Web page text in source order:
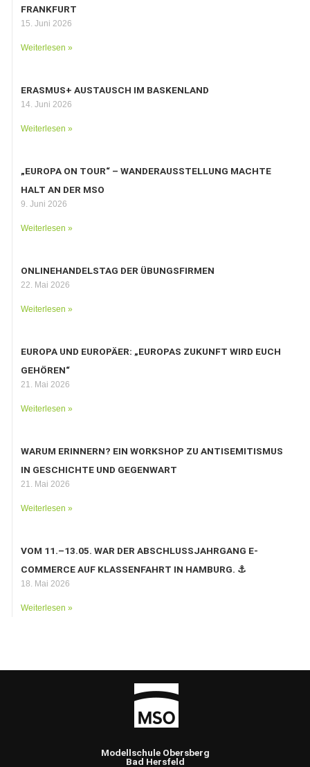
FRANKFURT
15. Juni 2026
Weiterlesen »
ERASMUS+ AUSTAUSCH IM BASKENLAND
14. Juni 2026
Weiterlesen »
„EUROPA ON TOUR“ – WANDERAUSSTELLUNG MACHTE
HALT AN DER MSO
9. Juni 2026
Weiterlesen »
ONLINEHANDELSTAG DER ÜBUNGSFIRMEN
22. Mai 2026
Weiterlesen »
EUROPA UND EUROPÄER: „EUROPAS ZUKUNFT WIRD EUCH
GEHÖREN“
21. Mai 2026
Weiterlesen »
WARUM ERINNERN? EIN WORKSHOP ZU ANTISEMITISMUS
IN GESCHICHTE UND GEGENWART
21. Mai 2026
Weiterlesen »
VOM 11.–13.05. WAR DER ABSCHLUSSJAHRGANG E-
COMMERCE AUF KLASSENFAHRT IN HAMBURG. ⚓️
18. Mai 2026
Weiterlesen »
Modellschule Obersberg
Bad Hersfeld